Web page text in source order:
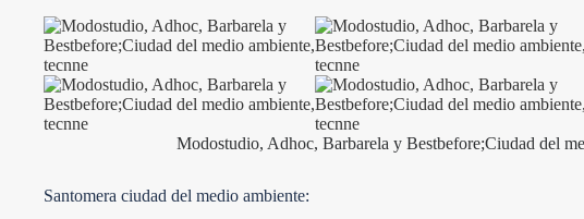
Modostudio, Adhoc, Barbarela y Bestbefore;Ciudad del
Santomera ciudad del medio ambiente: